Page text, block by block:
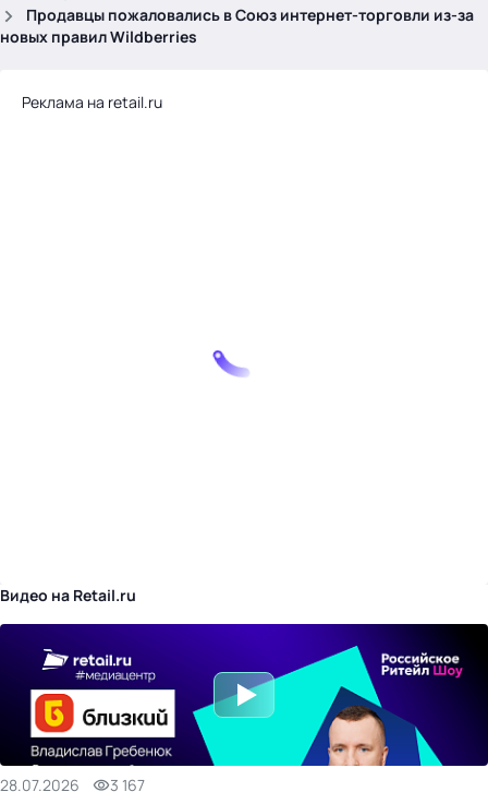
Продавцы пожаловались в Союз интернет-торговли из-за
новых правил Wildberries
Реклама на retail.ru
Видео на Retail.ru
28.07.2026 3 167